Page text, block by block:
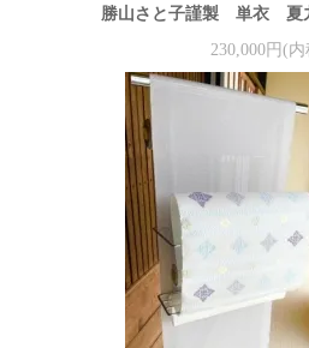
勝山さと子謹製 単衣 夏
230,000円(内